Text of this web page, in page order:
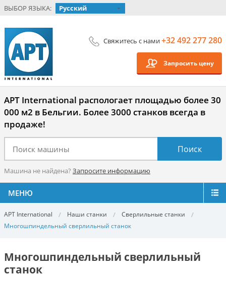
ВЫБОР ЯЗЫКА: Русский
Свяжитесь с нами+32 492 277 280
Запросить цену
APT International распологает площадью более 30
000 м2 в Бельгии. Более 3000 станков всегда в
продаже!
Машина не найдена? Запросите информацию
МЕНЮ
APT International Наши станки
Сверлильные станки
Многошпиндельный сверлильный станок
Многошпиндельный сверлильный
станок